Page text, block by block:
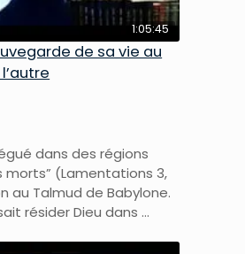
1:05:45
de sa vie au
dans des régions
(Lamentations 3,
au Talmud de Babylone.
résider Dieu dans ...